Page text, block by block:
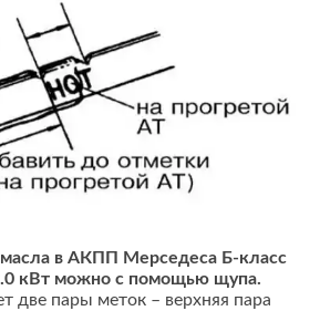
масла в АКПП Мерседеса Б-класс
кВт можно с помощью щупа.
две пары меток – верхняя пара